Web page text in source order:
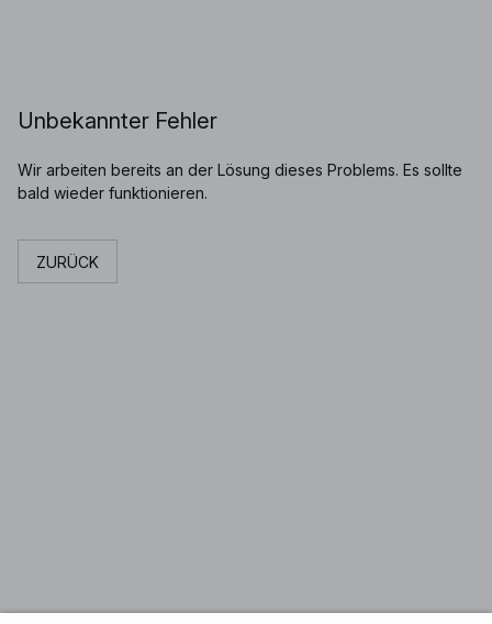
Unbekannter Fehler
Wir arbeiten bereits an der Lösung dieses Problems. Es sollte
bald wieder funktionieren.
ZURÜCK